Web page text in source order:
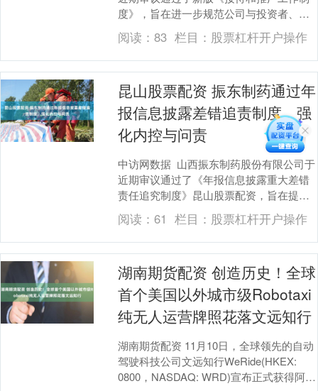
度》，旨在进一步规范公司与投资者、分
析师及媒体等外部各方的沟通行为，提升
公司治理透明....
阅读：83 栏目： 股票杠杆开户操作
昆山股票配资 振东制药通过年
报信息披露差错追责制度，强
化内控与问责
中访网数据 山西振东制药股份有限公司于
近期审议通过了《年报信息披露重大差错
责任追究制度》昆山股票配资，旨在提升
公司规范运作水平及年报信息披露质量。
该制度明确了....
阅读：61 栏目： 股票杠杆开户操作
湖南期货配资 创造历史！全球
首个美国以外城市级Robotaxi
纯无人运营牌照花落文远知行
湖南期货配资 11月10日，全球领先的自动
驾驶科技公司文远知行WeRide(HKEX:
0800，NASDAQ: WRD)宣布正式获得阿联